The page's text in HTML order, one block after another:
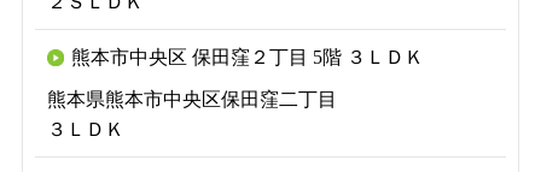
熊本市中央区 保田窪２丁目 5階 ３ＬＤＫ
熊本県熊本市中央区保田窪二丁目
３ＬＤＫ